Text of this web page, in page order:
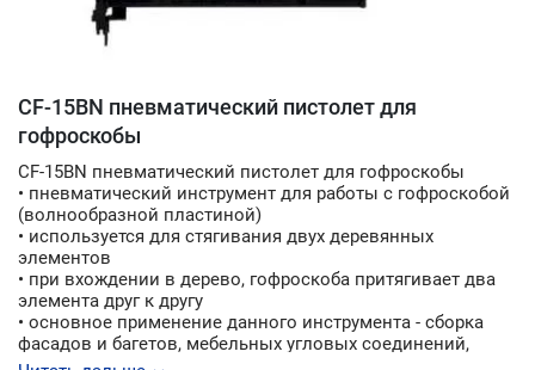
CF-15BN пневматический пистолет для
гофроскобы
CF-15BN пневматический пистолет для гофроскобы
• пневматический инструмент для работы с гофроскобой
(волнообразной пластиной)
• используется для стягивания двух деревянных
элементов
• при вхождении в дерево, гофроскоба притягивает два
элемента друг к другу
• основное применение данного инструмента - сборка
фасадов и багетов, мебельных угловых соединений,
фиксация стыков деревянных элементов